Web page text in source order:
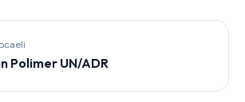
Polimer UN/ADR